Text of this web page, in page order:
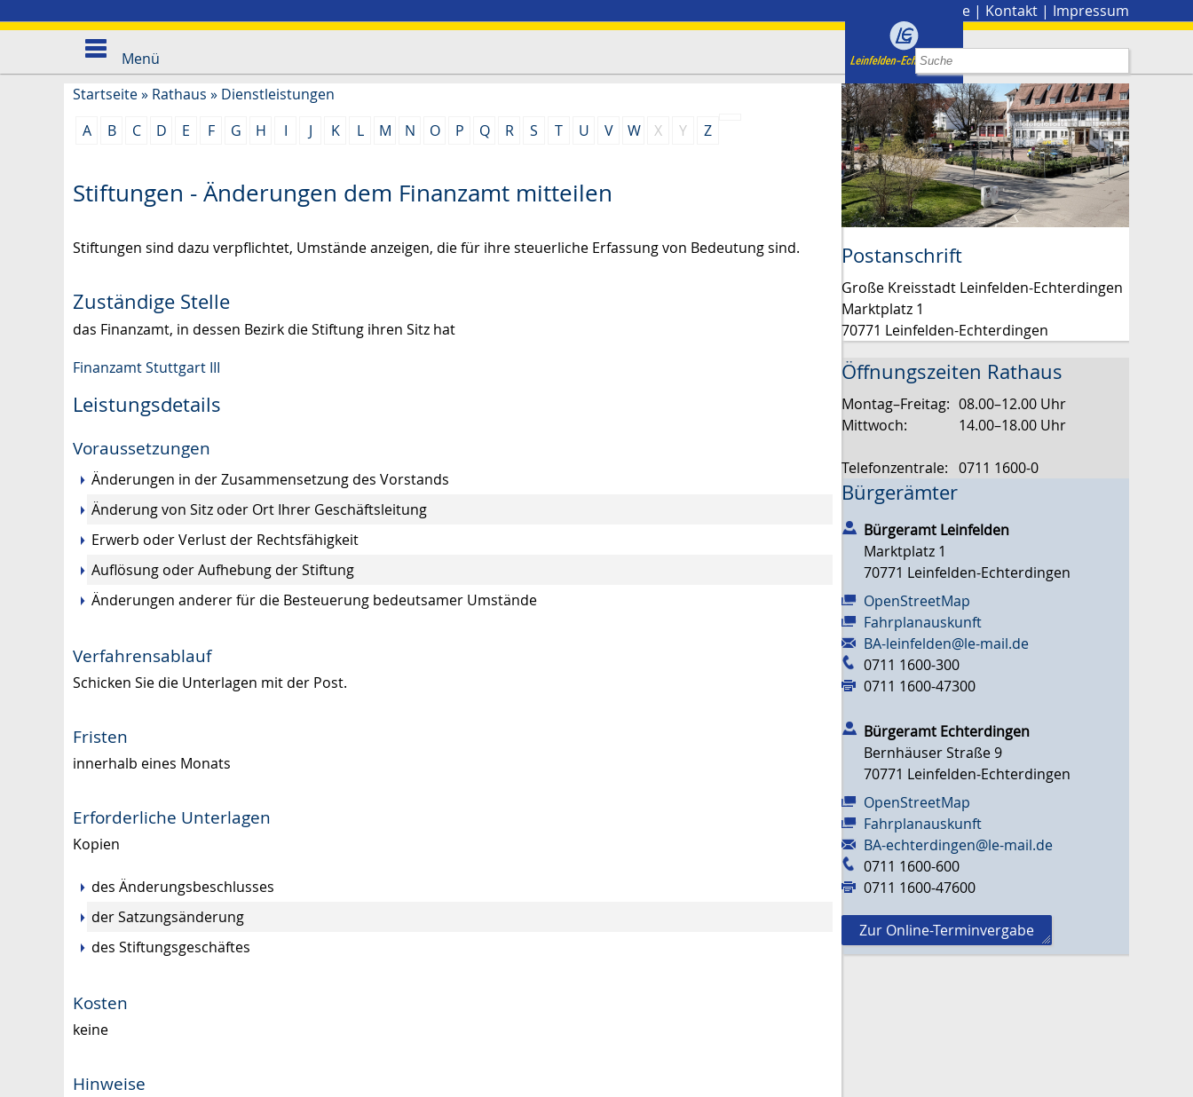
Presse | Kontakt | Impressum
Menü
Startseite» Rathaus » Dienstleistungen
A
B C D E F G H I J K L M N O P Q R S T U V W X Y Z
Stiftungen - Änderungen dem Finanzamt mitteilen
Stiftungen sind dazu verpflichtet, Umstände anzeigen, die für ihre steuerliche Erfassung von Bedeutung sind.
Zuständige Stelle
das Finanzamt, in dessen Bezirk die Stiftung ihren Sitz hat
Finanzamt Stuttgart III
Leistungsdetails
Voraussetzungen
Änderungen in der Zusammensetzung des Vorstands
Änderung von Sitz oder Ort Ihrer Geschäftsleitung
Erwerb oder Verlust der Rechtsfähigkeit
Auflösung oder Aufhebung der Stiftung
Änderungen anderer für die Besteuerung bedeutsamer Umstände
Verfahrensablauf
Schicken Sie die Unterlagen mit der Post.
Fristen
innerhalb eines Monats
Erforderliche Unterlagen
Kopien
des Änderungsbeschlusses
der Satzungsänderung
des Stiftungsgeschäftes
Kosten
keine
Hinweise
Postanschrift
Große Kreisstadt Leinfelden-Echterdingen
Marktplatz 1
70771 Leinfelden-Echterdingen
Öffnungszeiten Rathaus
Montag–Freitag: 08.00–12.00 Uhr
Mittwoch:
14.00–18.00 Uhr
Telefonzentrale: 0711 1600-0
Bürgerämter
Bürgeramt Leinfelden
Marktplatz 1
70771 Leinfelden-Echterdingen
OpenStreetMap
Fahrplanauskunft
BA-leinfelden@le-mail.de
0711 1600-300
0711 1600-47300
Bürgeramt Echterdingen
Bernhäuser Straße 9
70771 Leinfelden-Echterdingen
OpenStreetMap
Fahrplanauskunft
BA-echterdingen@le-mail.de
0711 1600-600
0711 1600-47600
Zur Online-Terminvergabe